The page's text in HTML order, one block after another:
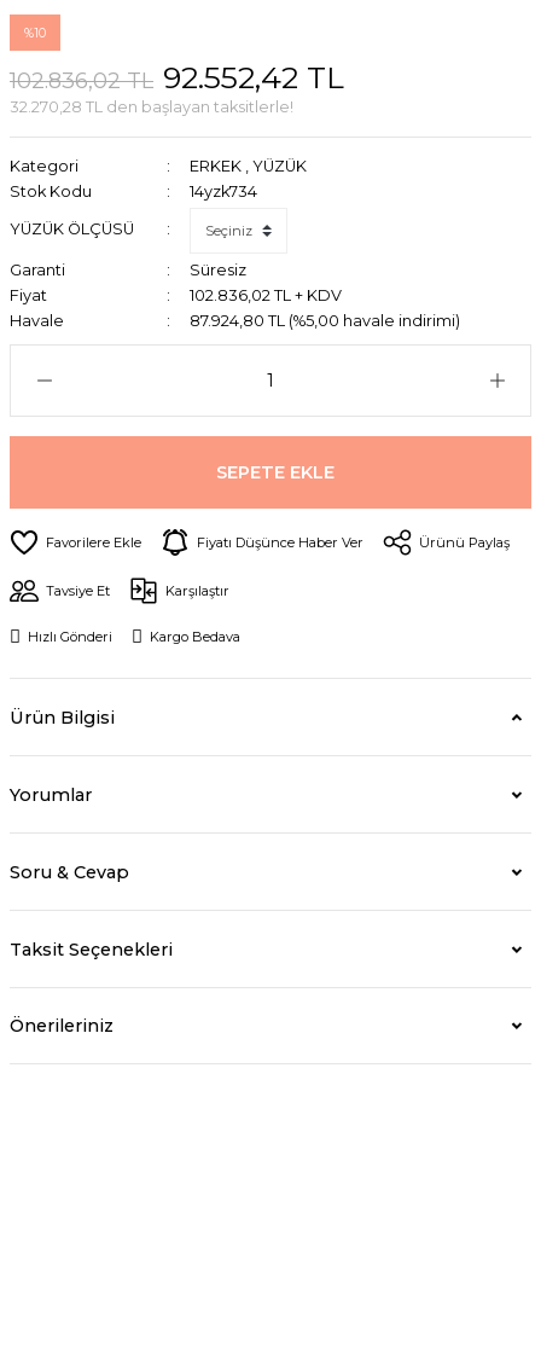
%10
102.836,02 TL 92.552,42 TL
32.270,28 TL den başlayan taksitlerle!
Kategori ERKEK , YÜZÜK
Stok Kodu
14yzk734
YÜZÜK ÖLÇÜSÜ
Garanti
Süresiz
Fiyat
102.836,02 TL + KDV
Havale
87.924,80 TL (%5,00 havale indirimi)
SEPETE EKLE
Fiyatı Düşünce Haber Ver Ürünü Paylaş
Tavsiye Et Karşılaştır
Hızlı Gönderi Kargo Bedava
Ürün Bilgisi
Yorumlar
Soru & Cevap
Taksit Seçenekleri
Önerileriniz